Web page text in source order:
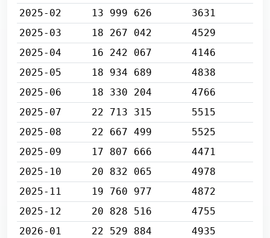
2025-02
13 999 626
3631
2025-03
18 267 042
4529
2025-04
16 242 067
4146
2025-05
18 934 689
4838
2025-06
18 330 204
4766
2025-07
22 713 315
5515
2025-08
22 667 499
5525
2025-09
17 807 666
4471
2025-10
20 832 065
4978
2025-11
19 760 977
4872
2025-12
20 828 516
4755
2026-01
22 529 884 4935